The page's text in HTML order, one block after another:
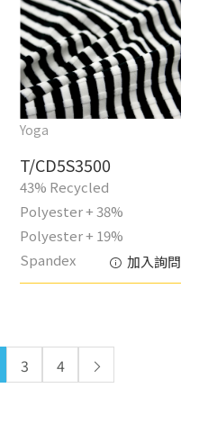
Yoga
T/CD5S3500
43% Recycled
Polyester + 38%
Polyester + 19%
Spandex
加入詢問
3 4